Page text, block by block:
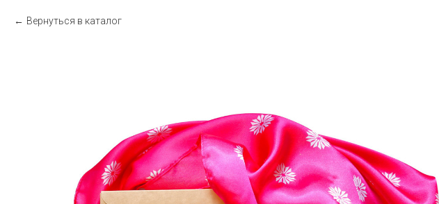
Вернуться в каталог